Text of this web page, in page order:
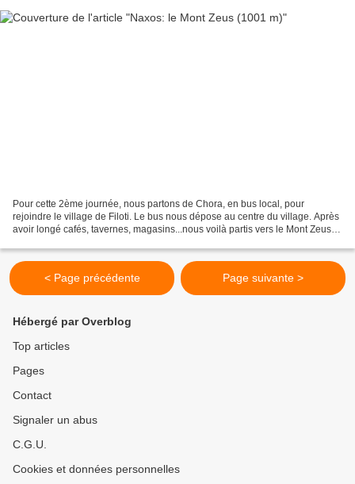
Pour cette 2ème journée, nous partons de Chora, en bus local, pour
rejoindre le village de Filoti. Le bus nous dépose au centre du village. Après
avoir longé cafés, tavernes, magasins...nous voilà partis vers le Mont Zeus.
< Page précédente Page suivante >
Hébergé par Overblog
Top articles
Pages
Contact
Signaler un abus
C.G.U.
Cookies et données personnelles